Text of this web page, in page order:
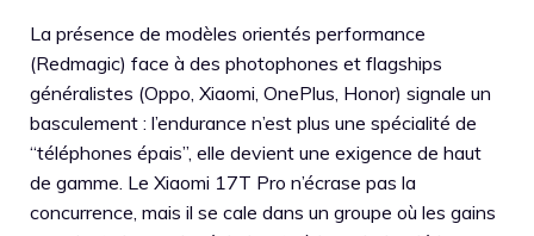
La présence de modèles orientés performance
(Redmagic) face à des photophones et flagships
généralistes (Oppo, Xiaomi, OnePlus, Honor) signale un
basculement : l’endurance n’est plus une spécialité de
“téléphones épais”, elle devient une exigence de haut
de gamme. Le Xiaomi 17T Pro n’écrase pas la
concurrence, mais il se cale dans un groupe où les gains